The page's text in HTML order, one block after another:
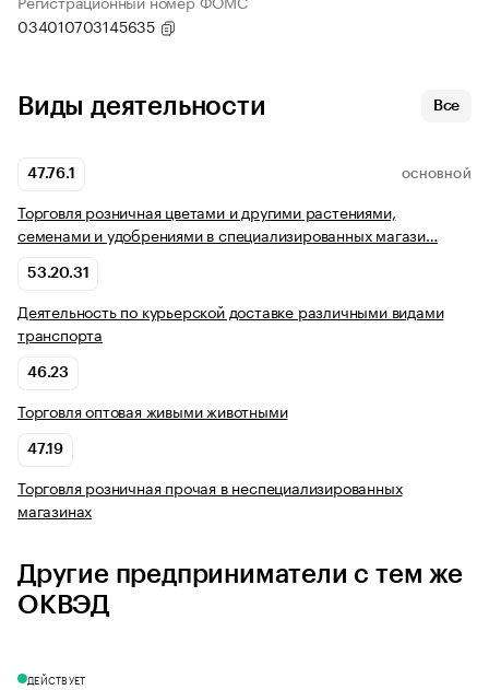
034010703145635
Виды деятельности Все
47.76.1 ОСНОВНОЙ
Торговля розничная цветами и другими растениями,
семенами и удобрениями в специализированных магази…
53.20.31
Деятельность по курьерской доставке различными видами
транспорта
46.23
Торговля оптовая живыми животными
47.19
Торговля розничная прочая в неспециализированных
магазинах
Другие предприниматели с тем же
ОКВЭД
ДЕЙСТВУЕТ